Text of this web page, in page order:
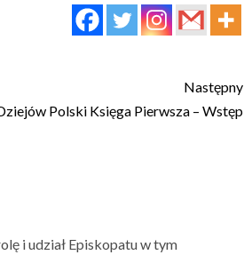
Następny
Polski Księga Pierwsza – Wstęp
i udział Episkopatu w tym